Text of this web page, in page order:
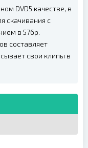
DVD5 качестве, в
скачивания с
в 576p.
составляет
свои клипы в